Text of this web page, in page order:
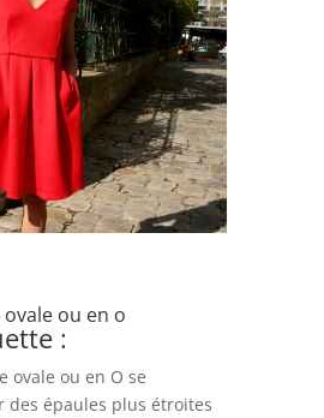
ou en o
:
ovale ou en O se
des épaules plus étroites